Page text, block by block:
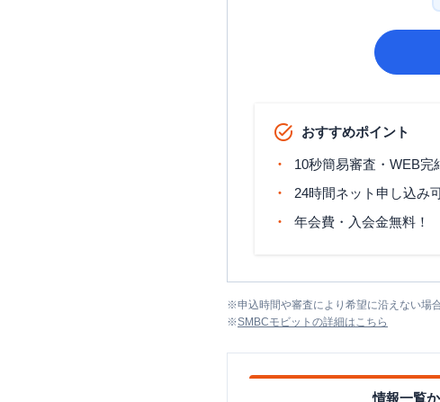
おすすめポイント
10秒簡易審査・WEB完
24時間ネット申し込み
年会費・入会金無料！
※申込時間や審査により希望に沿えない場
※SMBCモビット の詳細はこちら
情報一覧